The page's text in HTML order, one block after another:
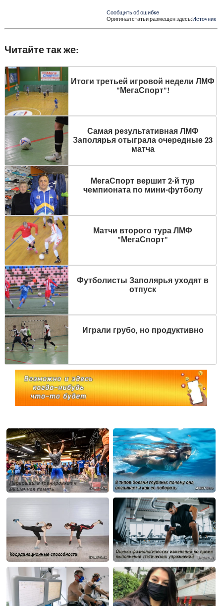
Сообщить об ошибке
Оригинал статьи размещен здесь:Источник
Читайте так же:
Итоги третьей игровой недели ЛМФ
"МегаСпорт"!
Самая результативная ЛМФ
Заполярья отыграла очередные 23
матча
МегаСпорт вершит 2-й тур
чемпионата по мини-футболу
Матчи второго тура ЛМФ
"МегаСпорт"
Футболисты Заполярья уходят в
отпуск
Играли грубо, но продуктивно